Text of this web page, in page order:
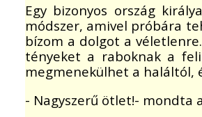
Egy bizonyos ország
módszer, amivel próbára
bízom a dolgot a
tényeket a raboknak a
megmenekülhet a haláltól,
- Nagyszerű ötlet!- mondta